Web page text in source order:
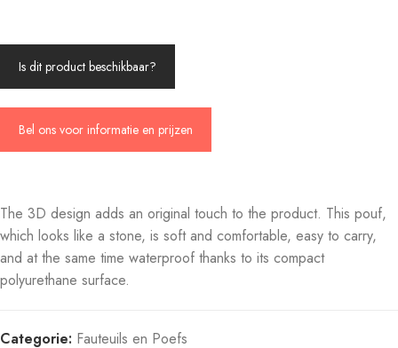
Is dit product beschikbaar?
Bel ons voor informatie en prijzen
The 3D design adds an original touch to the product. This pouf,
which looks like a stone, is soft and comfortable, easy to carry,
and at the same time waterproof thanks to its compact
polyurethane surface.
Categorie: Fauteuils en Poefs